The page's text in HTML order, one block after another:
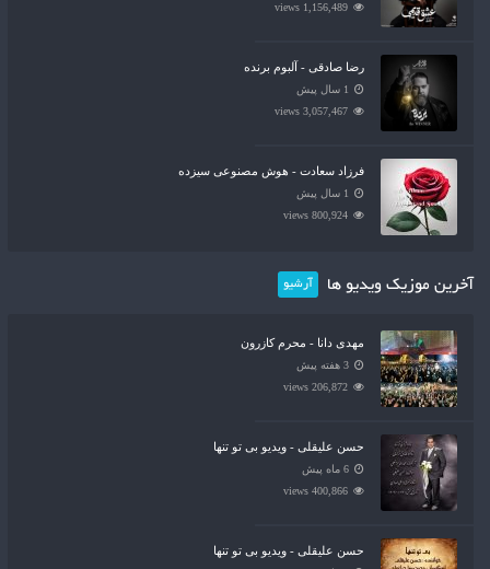
1,156,489 views
رضا صادقی - آلبوم برنده
1 سال پیش
3,057,467 views
فرزاد سعادت - هوش مصنوعی سیزده
1 سال پیش
800,924 views
آخرین موزیک ویدیو ها آرشیو
مهدی دانا - محرم کازرون
3 هفته پیش
206,872 views
حسن علیقلی - ویدیو بی تو تنها
6 ماه پیش
400,866 views
حسن علیقلی - ویدیو بی تو تنها